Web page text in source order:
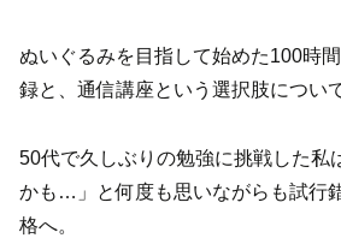
ぬいぐるみを目指して始めた100時
録と、通信講座という選択肢につい
50代で久しぶりの勉強に挑戦した私
かも…」と何度も思いながらも試行
格へ。